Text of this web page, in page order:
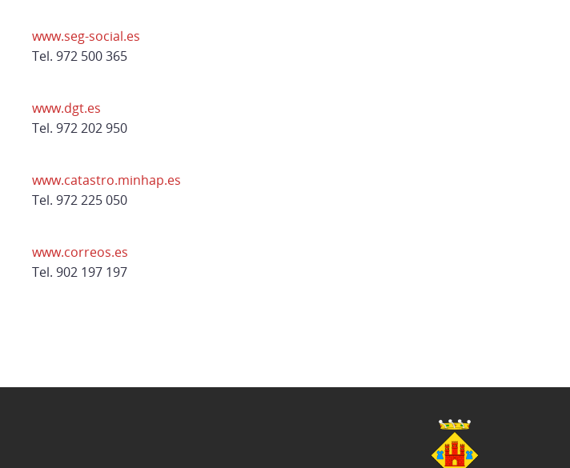
www.seg-social.es
Tel. 972 500 365
www.dgt.es
Tel. 972 202 950
www.catastro.minhap.es
Tel. 972 225 050
www.correos.es
Tel. 902 197 197